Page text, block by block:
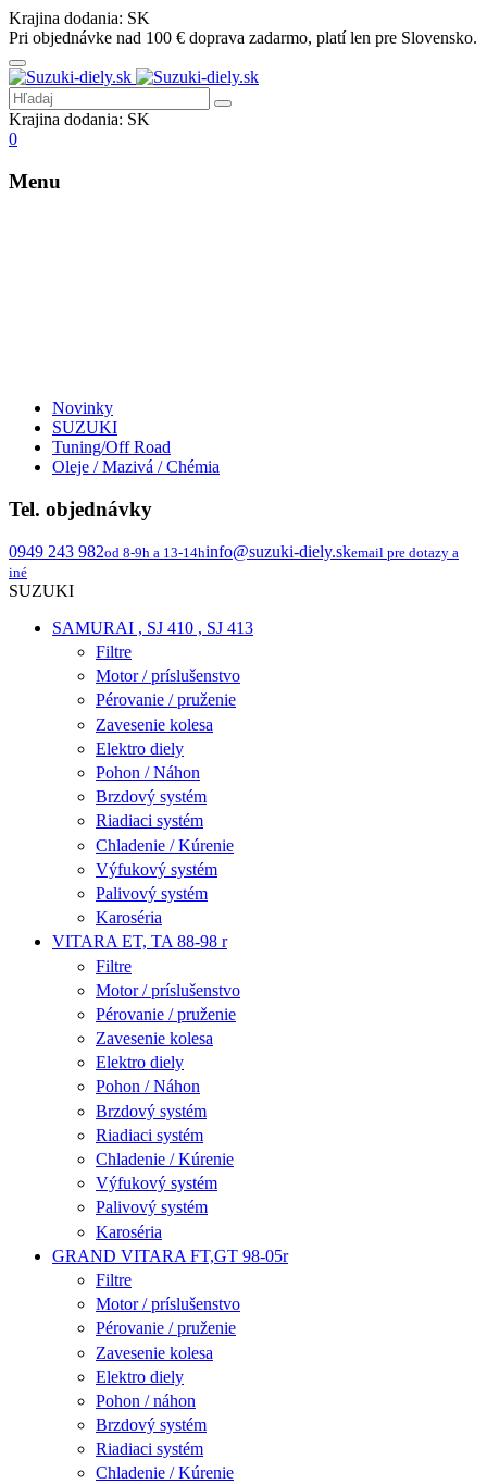
Krajina dodania: SK
Pri objednávke nad 100 € doprava zadarmo, platí len pre Slovensko.
Krajina dodania: SK
0
Menu
Novinky
SUZUKI
Tuning/Off Road
Oleje / Mazivá / Chémia
Tel. objednávky
0949 243 982od 8-9h a 13-14hinfo@suzuki-diely.skemail pre dotazy a
iné
SUZUKI
SAMURAI , SJ 410 , SJ 413
Filtre
Motor / príslušenstvo
Pérovanie / pruženie
Zavesenie kolesa
Elektro diely
Pohon / Náhon
Brzdový systém
Riadiaci systém
Chladenie / Kúrenie
Výfukový systém
Palivový systém
Karoséria
VITARA ET, TA 88-98 r
Filtre
Motor / príslušenstvo
Pérovanie / pruženie
Zavesenie kolesa
Elektro diely
Pohon / Náhon
Brzdový systém
Riadiaci systém
Chladenie / Kúrenie
Výfukový systém
Palivový systém
Karoséria
GRAND VITARA FT,GT 98-05r
Filtre
Motor / príslušenstvo
Pérovanie / pruženie
Zavesenie kolesa
Elektro diely
Pohon / náhon
Brzdový systém
Riadiaci systém
Chladenie / Kúrenie